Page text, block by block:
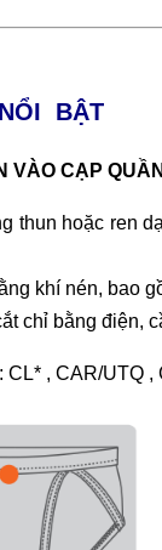
BẬT
VÀO CẠP
thun hoặc ren
khí nén, bao
chỉ bằng điện,
CL* , CAR/UTQ ,